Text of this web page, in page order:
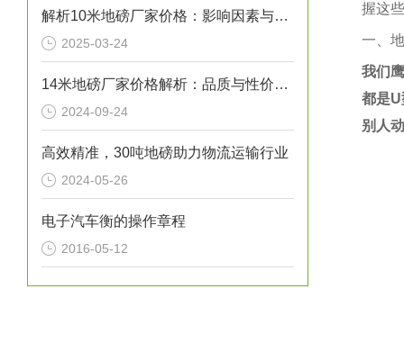
解析10米地磅厂家价格：影响因素与市场行情
2025-03-24
14米地磅厂家价格解析：品质与性价比的考量
2024-09-24
高效精准，30吨地磅助力物流运输行业
2024-05-26
电子汽车衡的操作章程
2016-05-12
握这
一、
我们
都是U
别人